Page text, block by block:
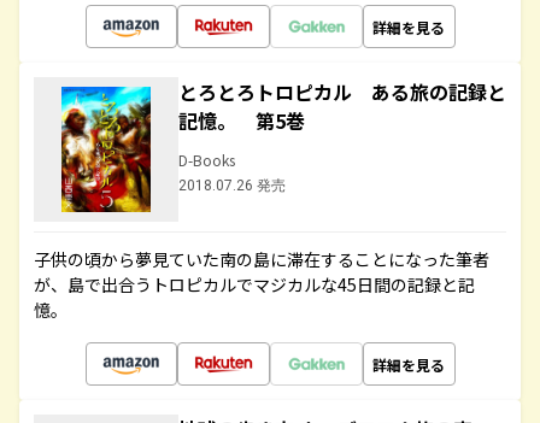
詳細を見る
とろとろトロピカル ある旅の記録と
記憶。 第5巻
D-Books
2018.07.26 発売
子供の頃から夢見ていた南の島に滞在することになった筆者
が、島で出合うトロピカルでマジカルな45日間の記録と記
憶。
詳細を見る